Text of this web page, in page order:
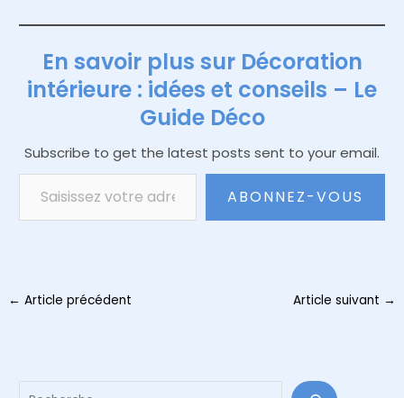
En savoir plus sur Décoration
intérieure : idées et conseils – Le
Guide Déco
Subscribe to get the latest posts sent to your email.
Saisissez votre adresse e-mail…
ABONNEZ-VOUS
Navigation
← Article précédent Article suivant →